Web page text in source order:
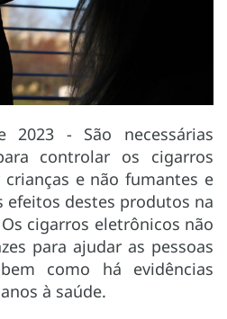
2023 - São necessárias
controlar os cigarros
e não fumantes e
efeitos destes produtos na
cigarros eletrônicos não
para ajudar as pessoas
como há evidências
à saúde.